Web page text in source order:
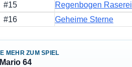
#15
Regenbogen Raserei
#16
Geheime Sterne
MEHR ZUM SPIEL
64